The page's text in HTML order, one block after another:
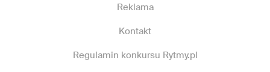
Reklama
Kontakt
Regulamin konkursu Rytmy.pl